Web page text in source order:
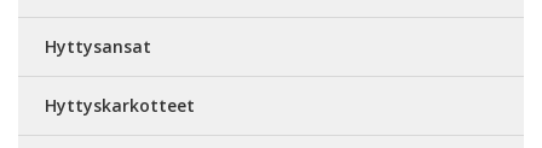
Hyttysansat
Hyttyskarkotteet